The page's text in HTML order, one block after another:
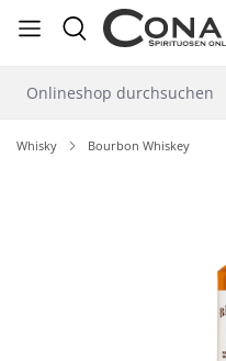
springen
Whisky Bourbon Whiskey